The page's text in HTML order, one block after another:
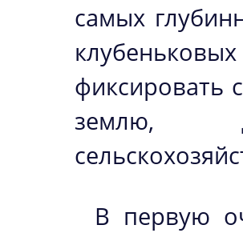
самых
фиксировать
землю,
В первую